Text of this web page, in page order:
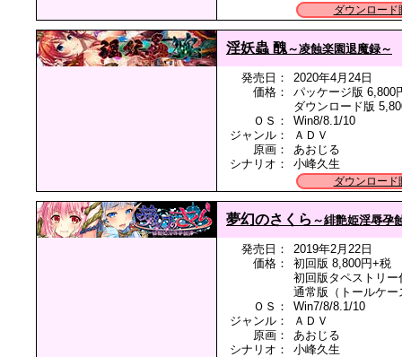
ダウンロード
淫妖蟲 醜～凌蝕楽園退魔録～
発売日：
2020年4月24日
価格：
パッケージ版 6,800
ダウンロード版
ＯＳ：
Win8/8.1/10
ジャンル：
ＡＤＶ
原画：
あおじる
シナリオ：
小峰久生
ダウンロード
夢幻のさくら ～緋艶姫淫辱孕
発売日：
2019年2月22日
価格：
初回版 8,800円+税
初回版タペストリ
通常版（トールケ
ＯＳ：
Win7/8/8.1/10
ジャンル：
ＡＤＶ
原画：
あおじる
シナリオ：
小峰久生